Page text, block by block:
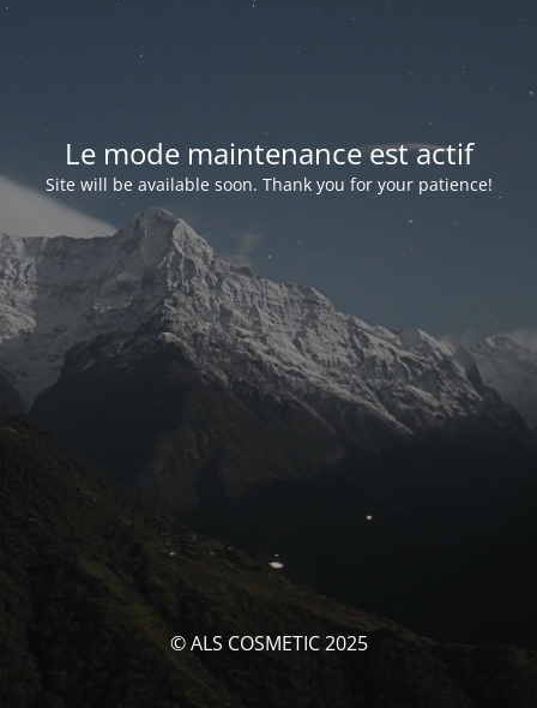
Le mode maintenance est actif
Site will be available soon. Thank you for your patience!
© ALS COSMETIC 2025